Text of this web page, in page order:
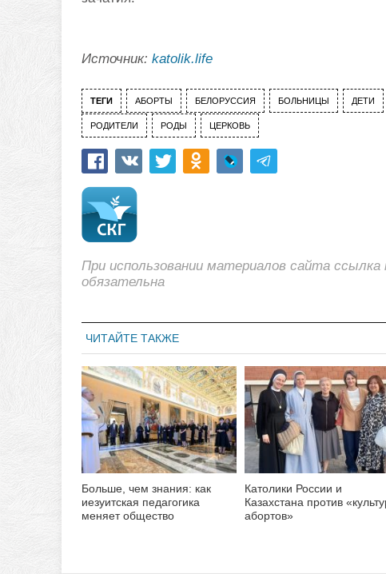
Источник: katolik.life
ТЕГИ АБОРТЫ БЕЛОРУССИЯ БОЛЬНИЦЫ ДЕТИ
РОДИТЕЛИ РОДЫ ЦЕРКОВЬ
При использовании материалов сайта ссылка
обязательна
ЧИТАЙТЕ ТАКЖЕ
Больше, чем знания: как
иезуитская педагогика
меняет общество
Католики России и
Казахстана против
абортов»